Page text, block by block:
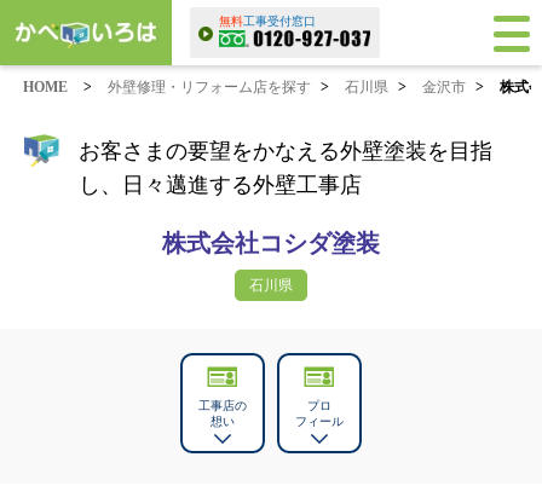
無料工事受付窓口
HOME > 外壁修理・リフォーム店を探す > 石川県 > 金沢市 > 株式
お客さまの要望をかなえる外壁塗装を目指
し、日々邁進する外壁工事店
株式会社コシダ塗装
石川県
工事店の
想い
プロ
フィール